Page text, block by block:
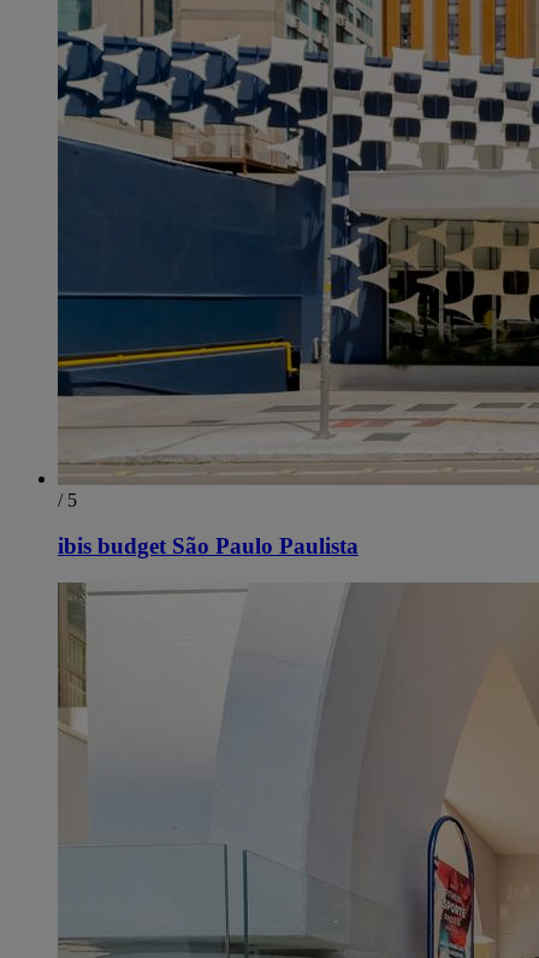
/ 5
ibis budget São Paulo Paulista